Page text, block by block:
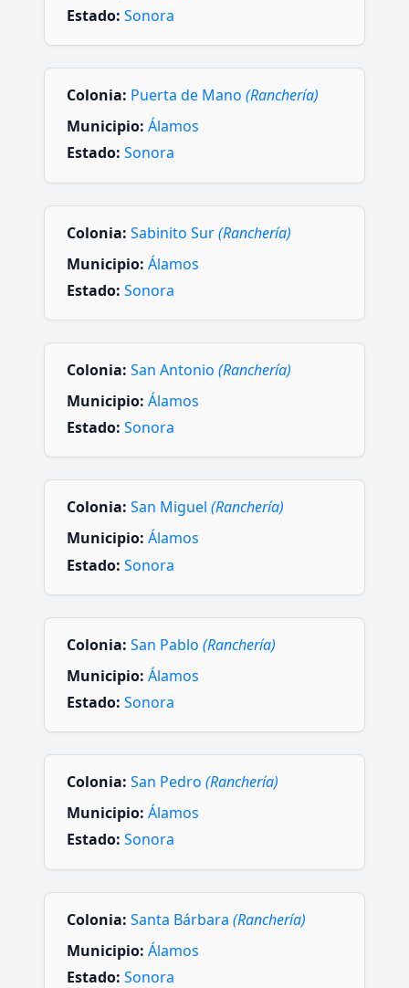
Estado: Sonora
Colonia: Puerta de Mano (Ranchería)
Municipio: Álamos
Estado: Sonora
Colonia: Sabinito Sur(Ranchería)
Municipio: Álamos
Estado: Sonora
Colonia: San Antonio (Ranchería)
Municipio: Álamos
Estado: Sonora
Colonia: San Miguel (Ranchería)
Municipio: Álamos
Estado: Sonora
Colonia: San Pablo (Ranchería)
Municipio: Álamos
Estado: Sonora
Colonia: San Pedro (Ranchería)
Municipio: Álamos
Estado: Sonora
Colonia: Santa Bárbara (Ranchería)
Municipio: Álamos
Estado: Sonora